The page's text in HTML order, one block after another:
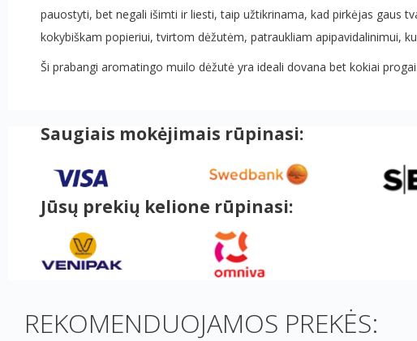
pauostyti, bet negali išimti ir liesti, taip užtikrinama, kad pirkėjas gaus
kokybiškam popieriui, tvirtom dėžutėm, patraukliam apipavidalinimui,
Ši prabangi aromatingo muilo dėžutė yra ideali dovana bet kokiai progai.
Saugiais mokėjimais rūpinasi:
Jūsų prekių kelione rūpinasi:
REKOMENDUOJAMOS PREKĖS: